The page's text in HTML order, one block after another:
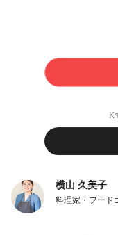
横山 久美子
料理家・フード